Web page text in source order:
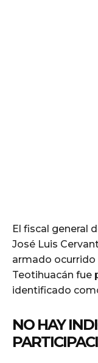
El fiscal general
José Luis
armado ocurrido
Teotihuacán fue
identificado
NO HAY